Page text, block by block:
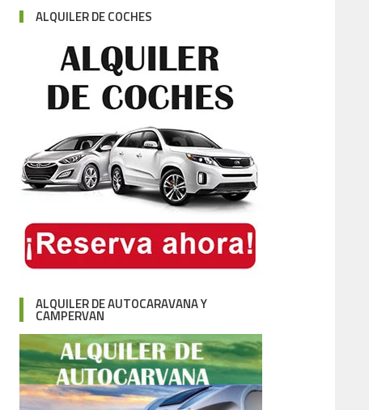
ALQUILER DE COCHES
ALQUILER DE AUTOCARAVANA Y
CAMPERVAN